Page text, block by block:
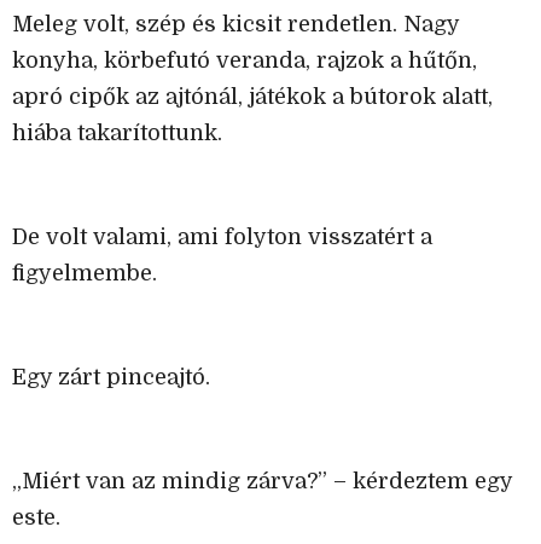
Meleg volt, szép és kicsit rendetlen. Nagy
konyha, körbefutó veranda, rajzok a hűtőn,
apró cipők az ajtónál, játékok a bútorok alatt,
hiába takarítottunk.
De volt valami, ami folyton visszatért a
figyelmembe.
Egy zárt pinceajtó.
„Miért van az mindig zárva?” – kérdeztem egy
este.